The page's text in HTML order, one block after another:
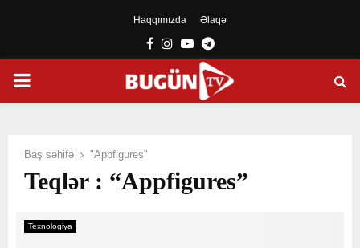
Haqqımızda Əlaqə
Facebook
Instagram
YoutubeTelegram
PRIMARY
Baş səhifə "Appfigures"
Teqlər : “Appfigures”
Texnologiya